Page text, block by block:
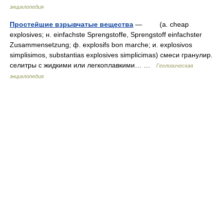
энциклопедия
Простейшие взрывчатые вещества — (a. cheap
explosives; н. einfachste Sprengstoffe, Sprengstoff einfachster
Zusammensetzung; ф. explosifs bon marche; и. explosivos
simplisimos, substantias explosives simplicimas) смеси гранулир.
селитры c жидкими или легкоплавкими… …
Геологическая
энциклопедия